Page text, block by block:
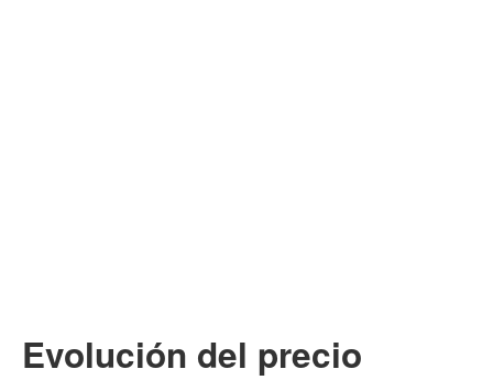
Evolución del precio